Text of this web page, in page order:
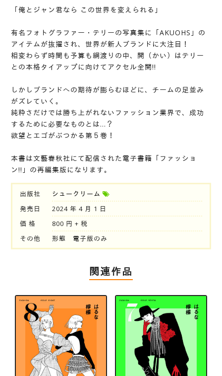
「俺とジャン君なら この世界を変えられる」
有名フォトグラファー・テリーの写真集に「AKUOHS」の
アイテムが抜擢され、世界が新人ブランドに大注目！
相変わらず時間も予算も綱渡りの中、開（かい）はテリー
との本格タイアップに向けてアクセル全開!!
しかしブランドへの期待が膨らむほどに、チームの足並み
がズレていく。
純粋さだけでは勝ち上がれないファッション業界で、成功
するために必要なものとは…？
欲望とエゴがぶつかる第５巻！
本書は文藝春秋社にて配信された電子書籍「ファッショ
ン!!」の再編集版になります。
出版社
シュークリーム
発売日
2024 年 4 月 1 日
価 格
800 円 + 税
その他
形態 電子版のみ
関連作品